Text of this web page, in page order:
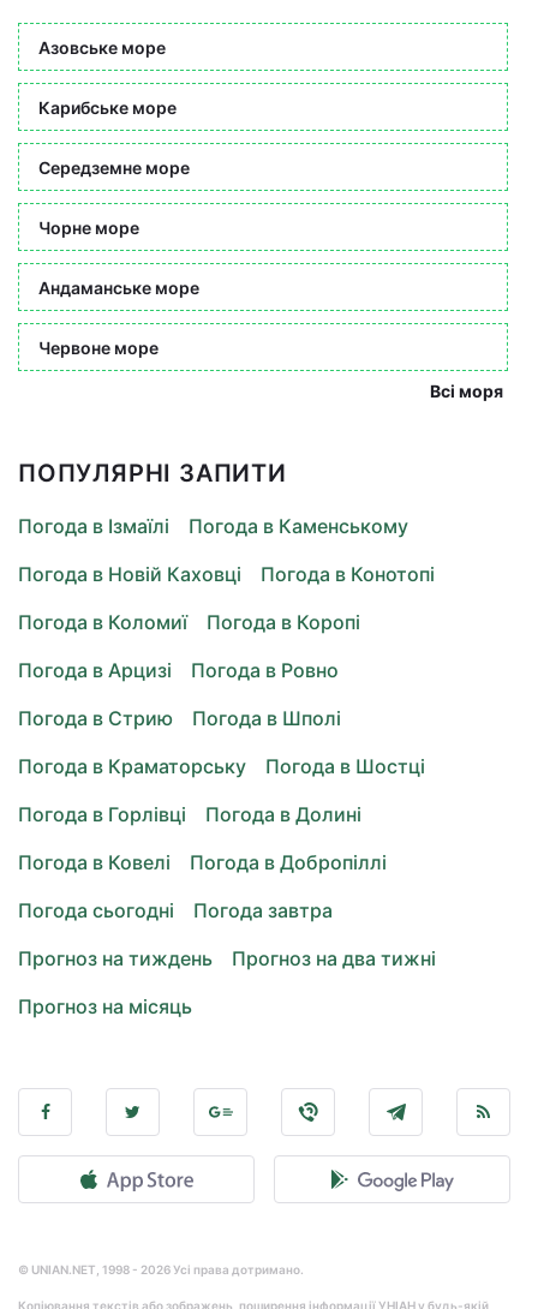
Азовське море
Карибське море
Середземне море
Чорне море
Андаманське море
Червоне море
Всі моря
ПОПУЛЯРНІ ЗАПИТИ
Погода в Ізмаїлі
Погода в Каменському
Погода в Новій Каховці
Погода в Конотопі
Погода в Коломиї
Погода в Коропі
Погода в Арцизі
Погода в Ровно
Погода в Стрию
Погода в Шполі
Погода в Краматорську
Погода в Шостці
Погода в Горлівці
Погода в Долині
Погода в Ковелі
Погода в Добропіллі
Погода сьогодні
Погода завтра
Прогноз на тиждень
Прогноз на два тижні
Прогноз на місяць
© UNIAN.NET, 1998 - 2026 Усі права дотримано.
Копіювання текстів або зображень, поширення інформації УНІАН у будь-якій